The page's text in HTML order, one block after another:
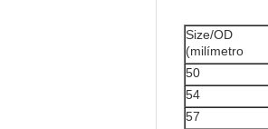
Size/OD
(milímetro
50
54
57